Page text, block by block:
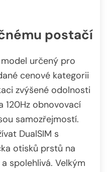
postačí
určený pro
cenové kategorii
zvýšené odolnosti
120Hz obnovovací
samozřejmostí.
DualSIM s
otisků prstů na
spolehlivá. Velkým